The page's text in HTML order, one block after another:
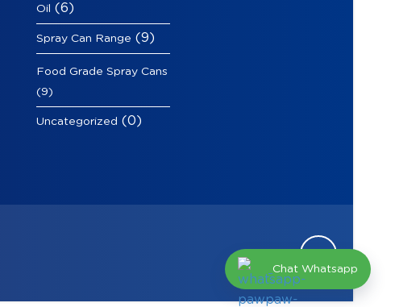
Oil (6)
Spray Can Range (9)
Food Grade Spray Cans
(9)
Uncategorized (0)
Chat Whatsapp